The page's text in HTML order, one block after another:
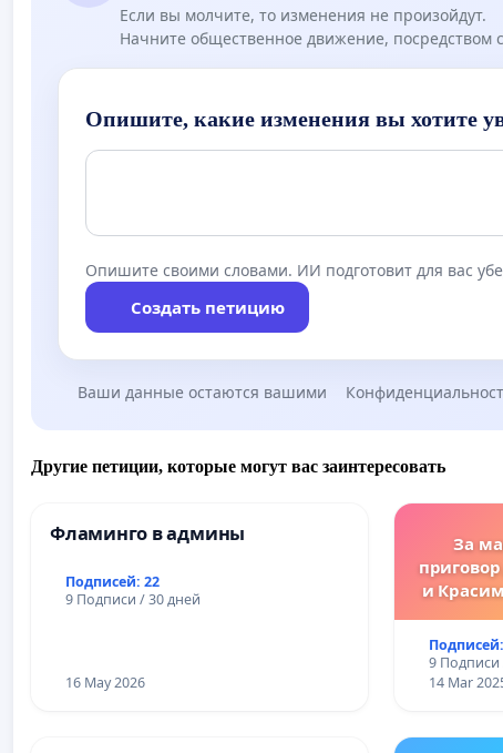
Если вы молчите, то изменения не произойдут.
Начните общественное движение, посредством
Опишите, какие изменения вы хотите
Опишите своими словами. ИИ подготовит для вас
Создать петицию
Ваши данные остаются вашими
Другие петиции, которые могут вас заинтересовать
Фламинго в админы
Подписей: 22
9 Подписи / 30 дней
16 May 2026
За
и
9 Подписи
14 Mar